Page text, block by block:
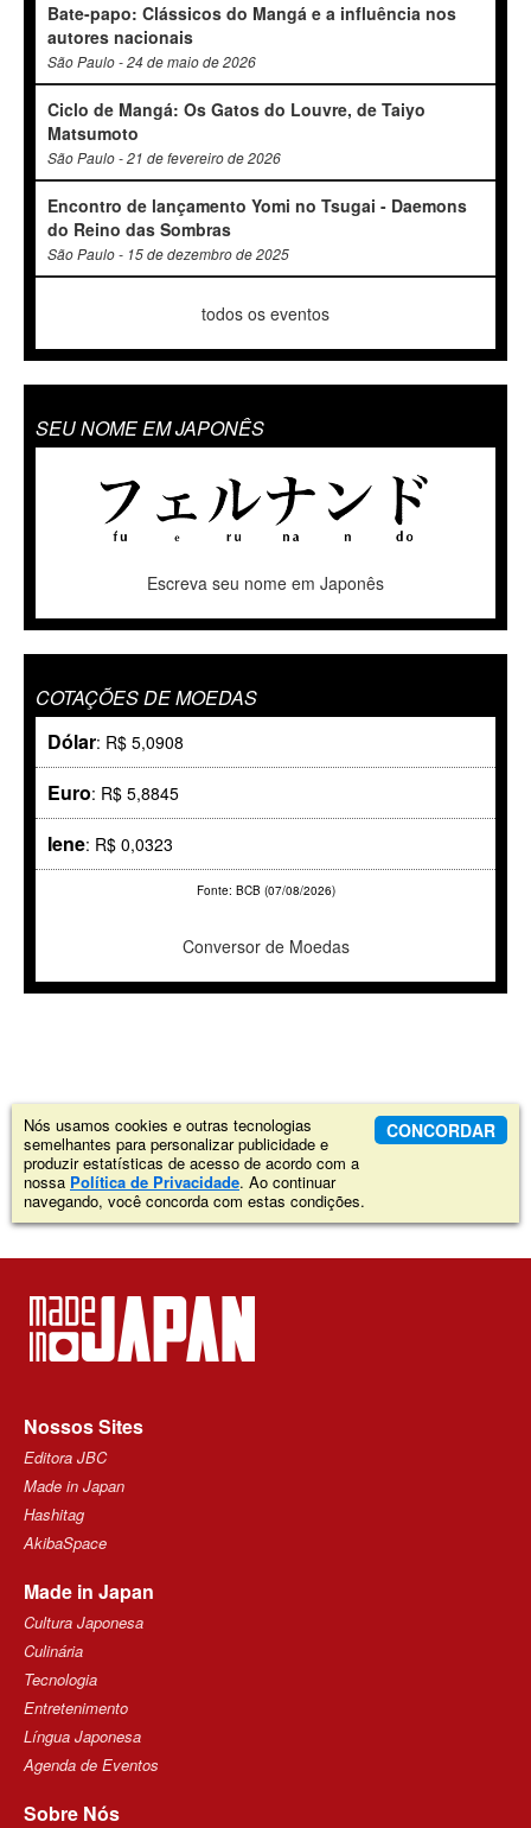
Bate-papo: Clássicos do Mangá e a influência nos
autores nacionais
São Paulo - 24 de maio de 2026
Ciclo de Mangá: Os Gatos do Louvre, de Taiyo
Matsumoto
São Paulo - 21 de fevereiro de 2026
Encontro de lançamento Yomi no Tsugai - Daemons
do Reino das Sombras
São Paulo - 15 de dezembro de 2025
todos os eventos
SEU NOME EM JAPONÊS
Escreva seu nome em Japonês
COTAÇÕES DE MOEDAS
Dólar: R$ 5,0908
Euro: R$ 5,8845
Iene: R$ 0,0323
Fonte: BCB (07/08/2026)
Conversor de Moedas
Nós usamos cookies e outras tecnologias
semelhantes para personalizar publicidade e
produzir estatísticas de acesso de acordo com a
nossa Política de Privacidade. Ao continuar
navegando, você concorda com estas condições.
CONCORDAR
Nossos Sites
Editora JBC
Made in Japan
Hashitag
AkibaSpace
Made in Japan
Cultura Japonesa
Culinária
Tecnologia
Entretenimento
Língua Japonesa
Agenda de Eventos
Sobre Nós